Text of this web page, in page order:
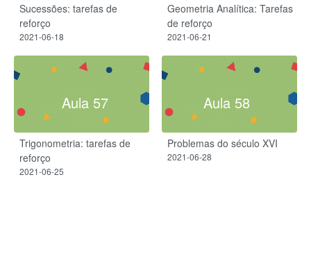
Sucessões: tarefas de
reforço
2021-06-18
Geometria Analítica: Tarefas
de reforço
2021-06-21
Aula 57
Trigonometria: tarefas de
reforço
2021-06-25
Aula 58
Problemas do século XVI
2021-06-28